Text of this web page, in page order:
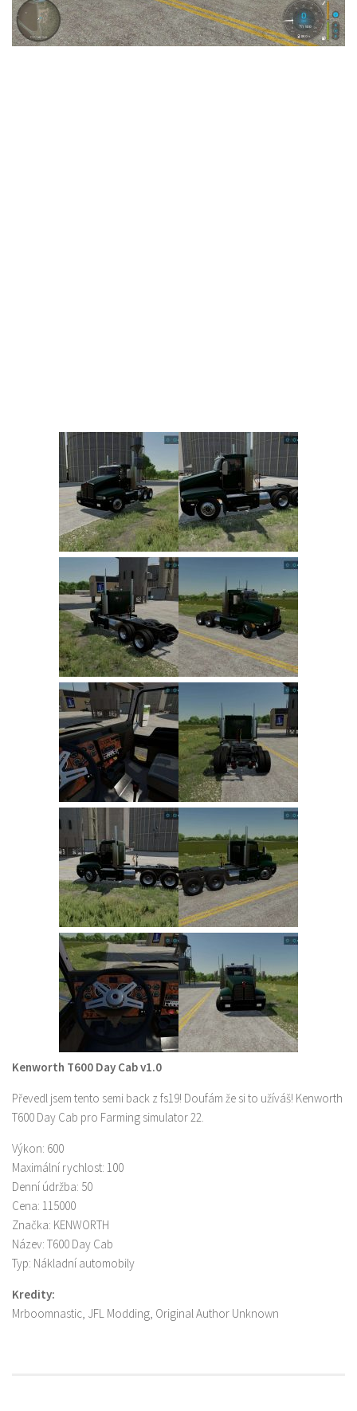
Kenworth T600 Day Cab v1.0
Převedl jsem tento semi back z fs19! Doufám že si to užíváš! Kenworth
T600 Day Cab pro Farming simulator 22.
Výkon: 600
Maximální rychlost: 100
Denní údržba: 50
Cena: 115000
Značka: KENWORTH
Název: T600 Day Cab
Typ: Nákladní automobily
Kredity:
Mrboomnastic, JFL Modding, Original Author Unknown